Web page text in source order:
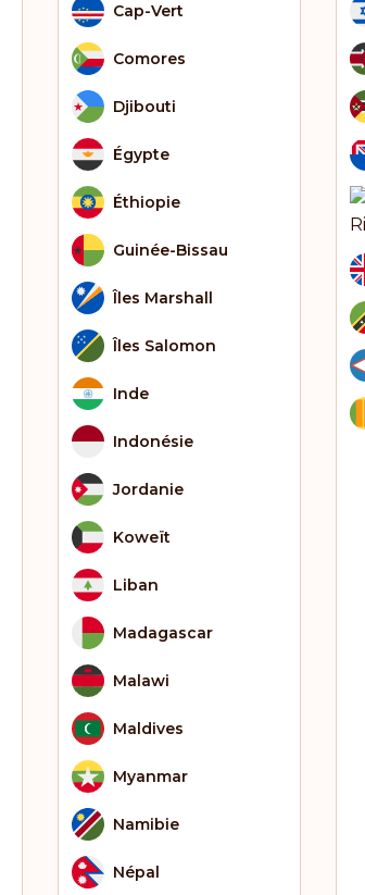
Cap-Vert
Comores
Djibouti
Égypte
Éthiopie
Guinée-Bissau
Îles Marshall
Îles Salomon
Inde
Indonésie
Jordanie
Koweït
Liban
Madagascar
Malawi
Maldives
Myanmar
Namibie
Népal